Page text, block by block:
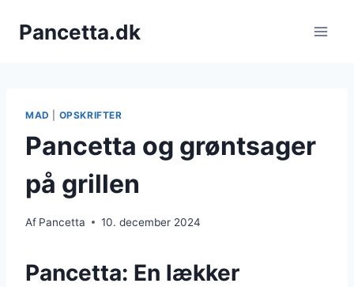
Pancetta.dk
MAD OPSKRIFTER
Pancetta og grøntsager
på grillen
Af Pancetta 10. december 2024
Pancetta: En lækker